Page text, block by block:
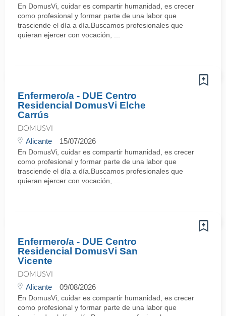
En DomusVi, cuidar es compartir humanidad, es crecer
como profesional y formar parte de una labor que
trasciende el día a día.Buscamos profesionales que
quieran ejercer con vocación, ...
Enfermero/a - DUE Centro
Residencial DomusVi Elche
Carrús
DOMUSVI
Alicante 15/07/2026
En DomusVi, cuidar es compartir humanidad, es crecer
como profesional y formar parte de una labor que
trasciende el día a día.Buscamos profesionales que
quieran ejercer con vocación, ...
Enfermero/a - DUE Centro
Residencial DomusVi San
Vicente
DOMUSVI
Alicante 09/08/2026
En DomusVi, cuidar es compartir humanidad, es crecer
como profesional y formar parte de una labor que